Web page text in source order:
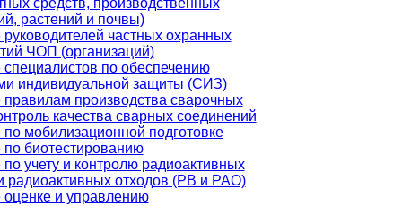
растений и почвы)
частных охранных
ЧОП (организаций)
по обеспечению
индивидуальной защиты (СИЗ)
производства сварочных
качества сварных соединений
мобилизационной подготовке
биотестированию
учету и контролю радиоактивных
радиоактивных отходов (РВ и РАО)
и управлению